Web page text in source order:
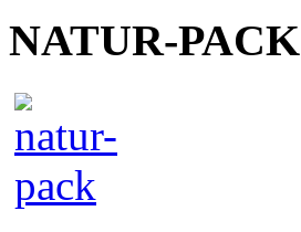
NATUR-PACK